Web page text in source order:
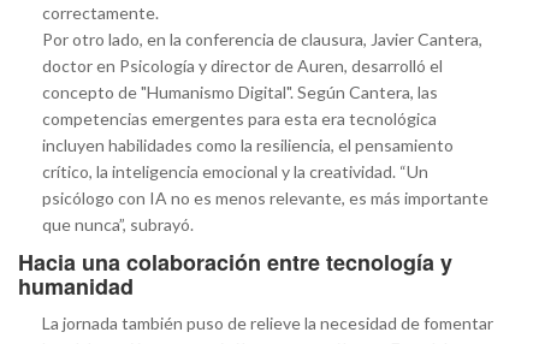
correctamente.
Por otro lado, en la conferencia de clausura, Javier Cantera,
doctor en Psicología y director de Auren, desarrolló el
concepto de "Humanismo Digital". Según Cantera, las
competencias emergentes para esta era tecnológica
incluyen habilidades como la resiliencia, el pensamiento
crítico, la inteligencia emocional y la creatividad. “Un
psicólogo con IA no es menos relevante, es más importante
que nunca”, subrayó.
Hacia una colaboración entre tecnología y
humanidad
La jornada también puso de relieve la necesidad de fomentar